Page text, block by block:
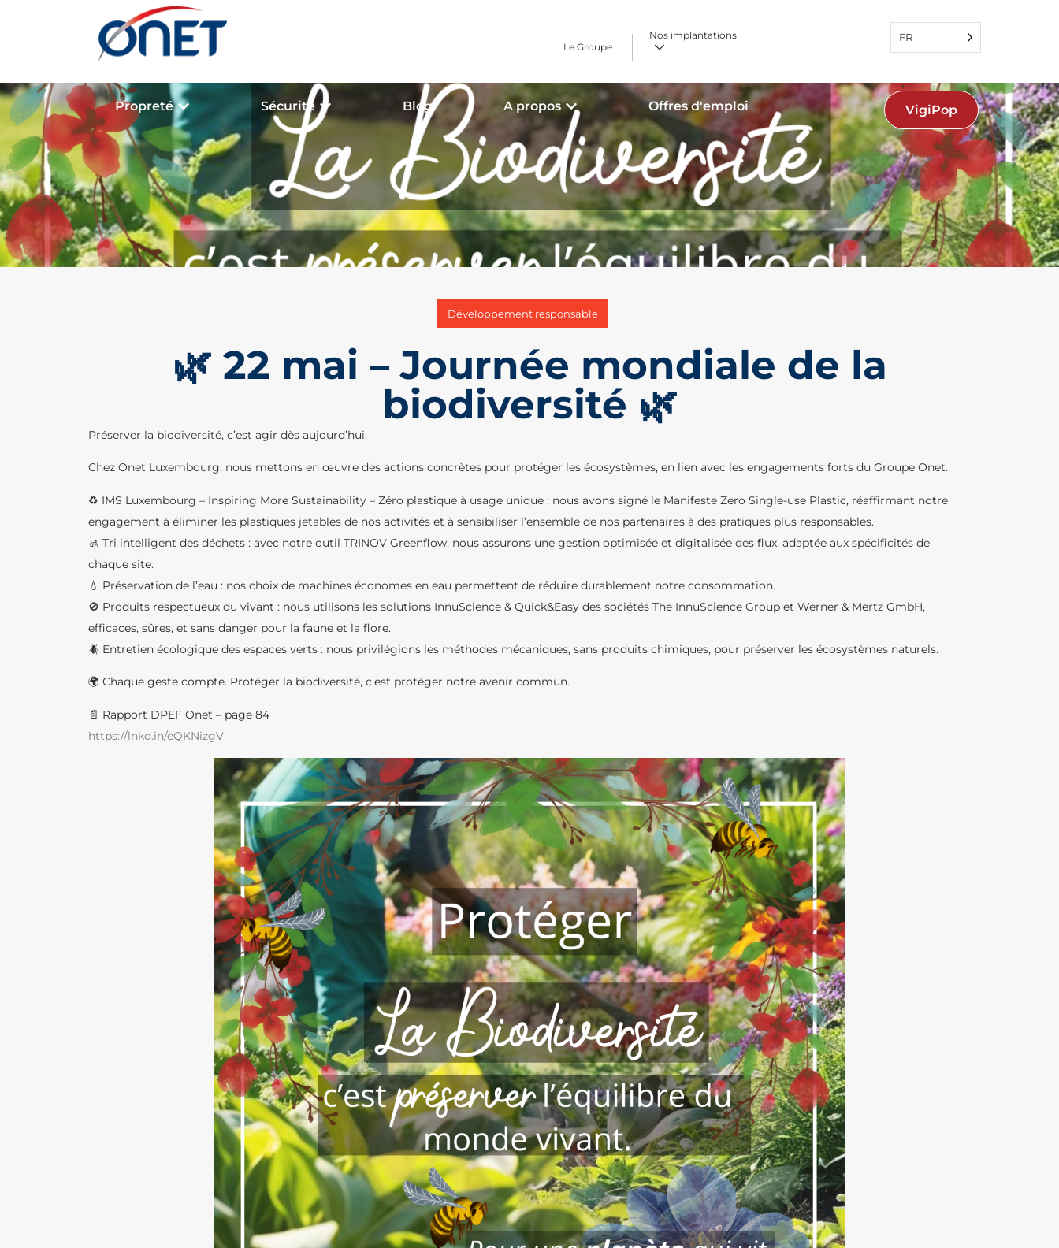
Le Groupe
Nos implantations FR
Propreté Sécurité Blog A propos Offres d'emploi VigiPop
Développement responsable
🌿 22 mai – Journée mondiale de la
biodiversité 🌿
Préserver la biodiversité, c’est agir dès aujourd’hui.
Chez Onet Luxembourg, nous mettons en œuvre des actions concrètes pour protéger les écosystèmes, en lien avec les engagements forts du Groupe Onet.
♻️ IMS Luxembourg – Inspiring More Sustainability – Zéro plastique à usage unique : nous avons signé le Manifeste Zero Single-use Plastic, réaffirmant notre
engagement à éliminer les plastiques jetables de nos activités et à sensibiliser l’ensemble de nos partenaires à des pratiques plus responsables.
🚮 Tri intelligent des déchets : avec notre outil TRINOV Greenflow, nous assurons une gestion optimisée et digitalisée des flux, adaptée aux spécificités de
chaque site.
💧 Préservation de l’eau : nos choix de machines économes en eau permettent de réduire durablement notre consommation.
🚫 Produits respectueux du vivant : nous utilisons les solutions InnuScience & Quick&Easy des sociétés The InnuScience Group et Werner & Mertz GmbH,
efficaces, sûres, et sans danger pour la faune et la flore.
🪲 Entretien écologique des espaces verts : nous privilégions les méthodes mécaniques, sans produits chimiques, pour préserver les écosystèmes naturels.
🌍 Chaque geste compte. Protéger la biodiversité, c’est protéger notre avenir commun.
📄 Rapport DPEF Onet – page 84
https://lnkd.in/eQKNizgV